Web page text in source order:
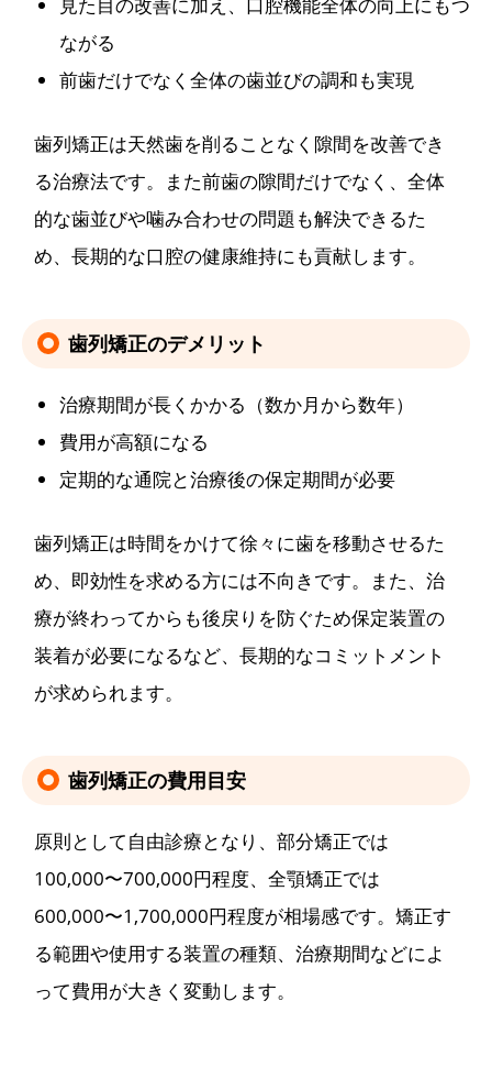
ながる
前歯だけでなく全体の歯並びの調和も実現
歯列矯正は天然歯を削ることなく隙間を改善でき
る治療法です。また前歯の隙間だけでなく、全体
的な歯並びや噛み合わせの問題も解決できるた
め、長期的な口腔の健康維持にも貢献します。
歯列矯正のデメリット
治療期間が長くかかる（数か月から数年）
費用が高額になる
定期的な通院と治療後の保定期間が必要
歯列矯正は時間をかけて徐々に歯を移動させるた
め、即効性を求める方には不向きです。また、治
療が終わってからも後戻りを防ぐため保定装置の
装着が必要になるなど、長期的なコミットメント
が求められます。
歯列矯正の費用目安
原則として自由診療となり、部分矯正では
100,000〜700,000円程度、全顎矯正では
600,000〜1,700,000円程度が相場感です。矯正す
る範囲や使用する装置の種類、治療期間などによ
って費用が大きく変動します。